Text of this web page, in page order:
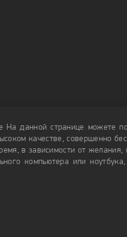
данной странице можете
качестве, совершенно
в зависимости от
компьютера или